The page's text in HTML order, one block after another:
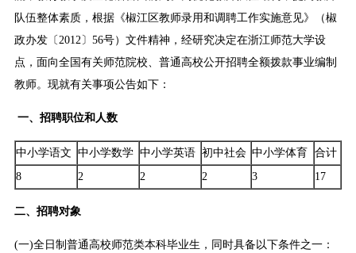
队伍整体素质，根据《椒江区教师录用和调聘工作实施意见》（椒
政办发〔2012〕56号）文件精神，经研究决定在浙江师范大学设
点，面向全国有关师范院校、普通高校公开招聘全额拨款事业编制
教师。现就有关事项公告如下：
一、招聘职位和人数
中小学语文 中小学数学 中小学英语 初中社会 中小学体育
合计
8
2 2 2 3 17
二、招聘对象
(一)全日制普通高校师范类本科毕业生，同时具备以下条件之一：